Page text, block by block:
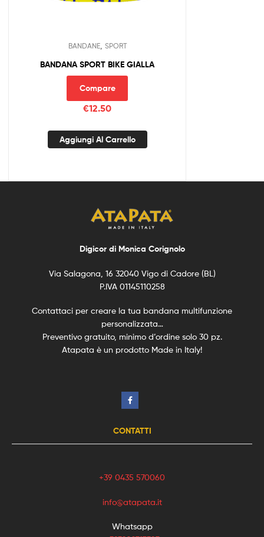
BANDANE, SPORT
BANDANA SPORT BIKE GIALLA
Compare
€12.50
Aggiungi Al Carrello
Digicor di Monica Corignolo
Via Salagona, 16 32040 Vigo di Cadore (BL)
P.IVA 01145110258
Contattaci per creare la tua bandana multifunzione
personalizzata…
Preventivo gratuito, minimo d’ordine solo 30 pz.
Atapata è un prodotto Made in Italy!
CONTATTI
+39 0435 570060
info@atapata.it
Whatsapp